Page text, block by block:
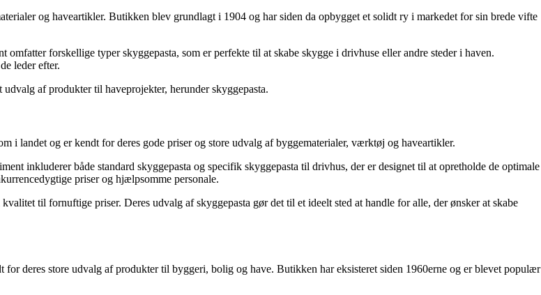
og haveartikler. Butikken blev grundlagt i 1904 og har siden da opbygget et solidt ry i markedet for sin brede vifte
forskellige typer skyggepasta, som er perfekte til at skabe skygge i drivhuse eller andre steder i haven.
leder efter.
af produkter til haveprojekter, herunder skyggepasta.
i landet og er kendt for deres gode priser og store udvalg af byggematerialer, værktøj og haveartikler.
inkluderer både standard skyggepasta og specifik skyggepasta til drivhus, der er designet til at opretholde de optimale
priser og hjælpsomme personale.
til fornuftige priser. Deres udvalg af skyggepasta gør det til et ideelt sted at handle for alle, der ønsker at skabe
deres store udvalg af produkter til byggeri, bolig og have. Butikken har eksisteret siden 1960erne og er blevet populær